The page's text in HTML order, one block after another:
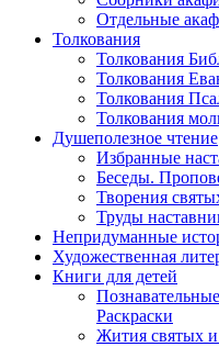
Отдельные
Толкования
Толкования
Толкования
Толкования
Толкования
Душеполезное чтение
Избранные
Беседы.
Творения
Труды
Непридуманные
Художественная
Книги для детей
Раскраски
Жития святых